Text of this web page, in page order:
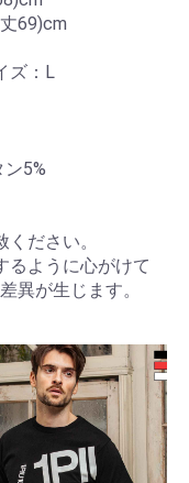
69)cm
ズ：L
5%
ださい。
るように心がけて
異が生じます。